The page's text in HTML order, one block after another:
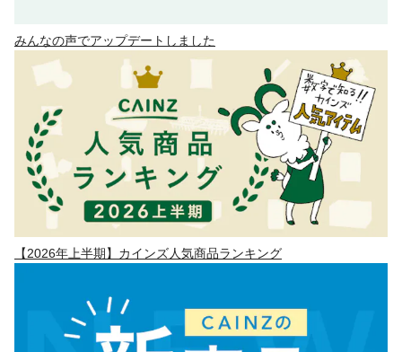
みんなの声でアップデートしました
【2026年上半期】カインズ人気商品ランキング